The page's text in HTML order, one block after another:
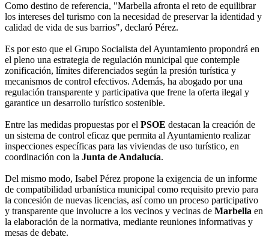
Como destino de referencia, "Marbella afronta el reto de equilibrar
los intereses del turismo con la necesidad de preservar la identidad y
calidad de vida de sus barrios", declaró Pérez.
Es por esto que el Grupo Socialista del Ayuntamiento propondrá en
el pleno una estrategia de regulación municipal que contemple
zonificación, límites diferenciados según la presión turística y
mecanismos de control efectivos. Además, ha abogado por una
regulación transparente y participativa que frene la oferta ilegal y
garantice un desarrollo turístico sostenible.
Entre las medidas propuestas por el PSOE destacan la creación de
un sistema de control eficaz que permita al Ayuntamiento realizar
inspecciones específicas para las viviendas de uso turístico, en
coordinación con la Junta de Andalucía.
Del mismo modo, Isabel Pérez propone la exigencia de un informe
de compatibilidad urbanística municipal como requisito previo para
la concesión de nuevas licencias, así como un proceso participativo
y transparente que involucre a los vecinos y vecinas de Marbella en
la elaboración de la normativa, mediante reuniones informativas y
mesas de debate.